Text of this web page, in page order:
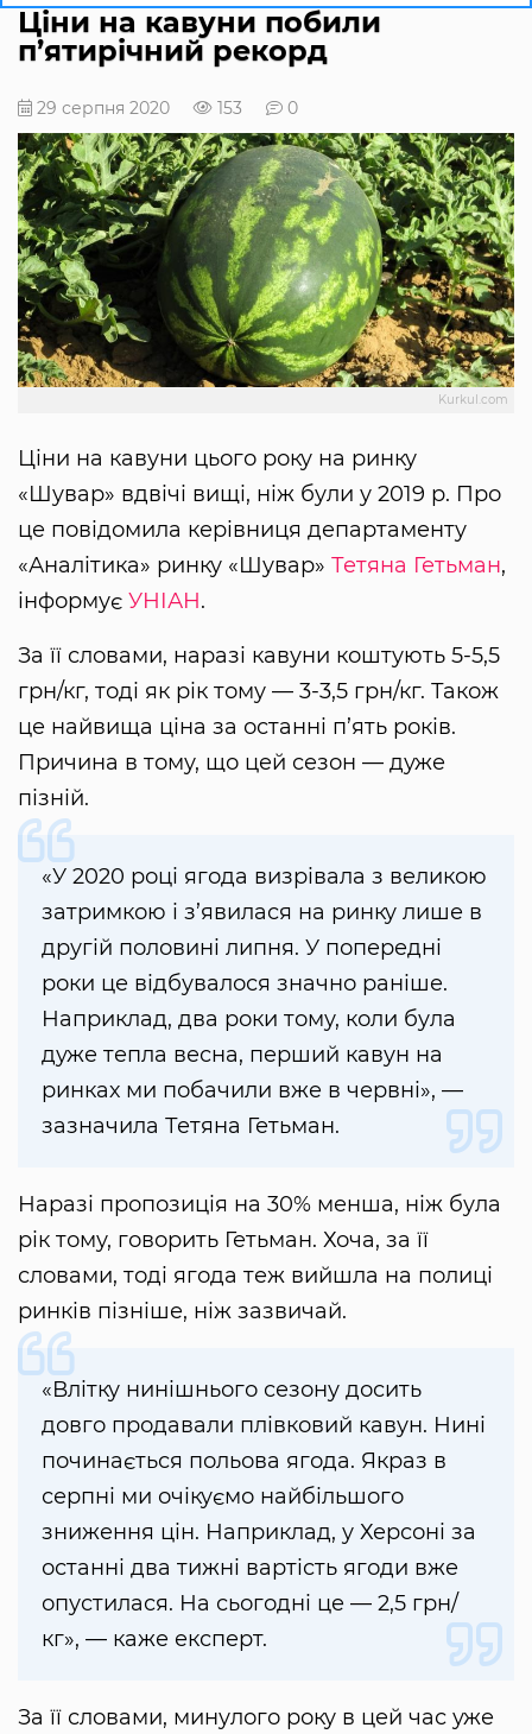
Ціни на кавуни побили
п’ятирічний рекорд
29 серпня 2020 153 0
Kurkul.com
Ціни на кавуни цього року на ринку
«Шувар» вдвічі вищі, ніж були у 2019 р. Про
це повідомила керівниця департаменту
«Аналітика» ринку «Шувар» Тетяна Гетьман,
інформує УНІАН.
За її словами, наразі кавуни коштують 5-5,5
грн/кг, тоді як рік тому — 3-3,5 грн/кг. Також
це найвища ціна за останні п’ять років.
Причина в тому, що цей сезон — дуже
пізній.
«У 2020 році ягода визрівала з великою
затримкою і з’явилася на ринку лише в
другій половині липня. У попередні
роки це відбувалося значно раніше.
Наприклад, два роки тому, коли була
дуже тепла весна, перший кавун на
ринках ми побачили вже в червні», —
зазначила Тетяна Гетьман.
Наразі пропозиція на 30% менша, ніж була
рік тому, говорить Гетьман. Хоча, за її
словами, тоді ягода теж вийшла на полиці
ринків пізніше, ніж зазвичай.
«Влітку нинішнього сезону досить
довго продавали плівковий кавун. Нині
починається польова ягода. Якраз в
серпні ми очікуємо найбільшого
зниження цін. Наприклад, у Херсоні за
останні два тижні вартість ягоди вже
опустилася. На сьогодні це — 2,5 грн/
кг», — каже експерт.
За її словами, минулого року в цей час уже